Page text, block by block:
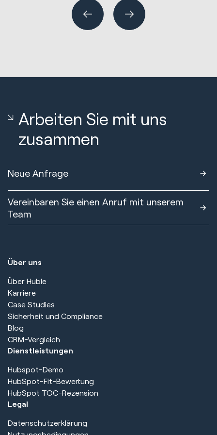
Arbeiten Sie mit uns
zusammen
Neue Anfrage
Vereinbaren Sie einen Anruf mit unserem
Team
Über uns
Über Huble
Karriere
Case Studies
Sicherheit und Compliance
Blog
CRM-Vergleich
Dienstleistungen
Hubspot-Demo
HubSpot-Fit-Bewertung
HubSpot TOC-Rezension
Legal
Datenschutzerklärung